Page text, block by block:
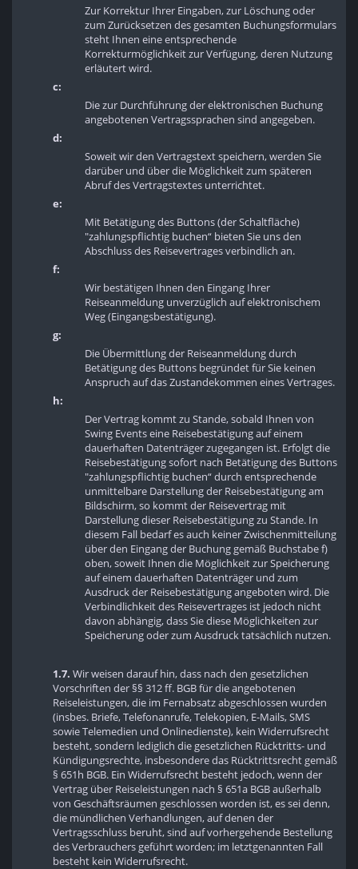
Zur Korrektur Ihrer Eingaben, zur Löschung oder
zum Zurücksetzen des gesamten Buchungsformulars
steht Ihnen eine entsprechende
Korrekturmöglichkeit zur Verfügung, deren Nutzung
erläutert wird.
c:
Die zur Durchführung der elektronischen Buchung
angebotenen Vertragssprachen sind angegeben.
d:
Soweit wir den Vertragstext speichern, werden Sie
darüber und über die Möglichkeit zum späteren
Abruf des Vertragstextes unterrichtet.
e:
Mit Betätigung des Buttons (der Schaltfläche)
"zahlungspflichtig buchen“ bieten Sie uns den
Abschluss des Reisevertrages verbindlich an.
f:
Wir bestätigen Ihnen den Eingang Ihrer
Reiseanmeldung unverzüglich auf elektronischem
Weg (Eingangsbestätigung).
g:
Die Übermittlung der Reiseanmeldung durch
Betätigung des Buttons begründet für Sie keinen
Anspruch auf das Zustandekommen eines Vertrages.
h:
Der Vertrag kommt zu Stande, sobald Ihnen von
Swing Events eine Reisebestätigung auf einem
dauerhaften Datenträger zugegangen ist. Erfolgt die
Reisebestätigung sofort nach Betätigung des Buttons
"zahlungspflichtig buchen“ durch entsprechende
unmittelbare Darstellung der Reisebestätigung am
Bildschirm, so kommt der Reisevertrag mit
Darstellung dieser Reisebestätigung zu Stande. In
diesem Fall bedarf es auch keiner Zwischenmitteilung
über den Eingang der Buchung gemäß Buchstabe f)
oben, soweit Ihnen die Möglichkeit zur Speicherung
auf einem dauerhaften Datenträger und zum
Ausdruck der Reisebestätigung angeboten wird. Die
Verbindlichkeit des Reisevertrages ist jedoch nicht
davon abhängig, dass Sie diese Möglichkeiten zur
Speicherung oder zum Ausdruck tatsächlich nutzen.
1.7. Wir weisen darauf hin, dass nach den gesetzlichen
Vorschriften der §§ 312 ff. BGB für die angebotenen
Reiseleistungen, die im Fernabsatz abgeschlossen wurden
(insbes. Briefe, Telefonanrufe, Telekopien, E-Mails, SMS
sowie Telemedien und Onlinedienste), kein Widerrufsrecht
besteht, sondern lediglich die gesetzlichen Rücktritts- und
Kündigungsrechte, insbesondere das Rücktrittsrecht gemäß
§ 651h BGB. Ein Widerrufsrecht besteht jedoch, wenn der
Vertrag über Reiseleistungen nach § 651a BGB außerhalb
von Geschäftsräumen geschlossen worden ist, es sei denn,
die mündlichen Verhandlungen, auf denen der
Vertragsschluss beruht, sind auf vorhergehende Bestellung
des Verbrauchers geführt worden; im letztgenannten Fall
besteht kein Widerrufsrecht.